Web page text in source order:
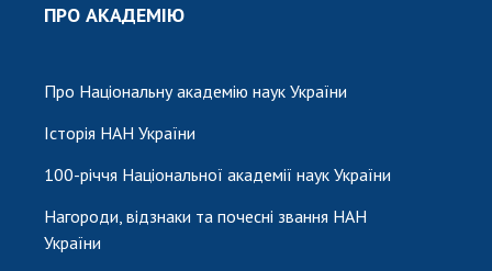
ПРО АКАДЕМІЮ
Про Національну академію наук України
Історія НАН України
100-річчя Національної академії наук України
Нагороди, відзнаки та почесні звання НАН
України